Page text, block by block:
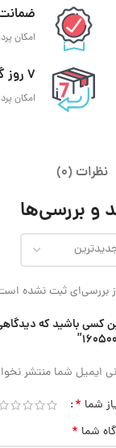
امکان
7 روز گارانتی بازگشت وجه
امکان
نظرات (0)
و بررسی‌ها
بررسی‌ای ثبت نشده
ایمیل شما منتشر
شما *
شما *